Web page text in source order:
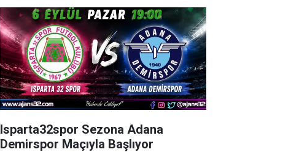
Isparta32spor Sezona Adana
Demirspor Maçıyla Başlıyor